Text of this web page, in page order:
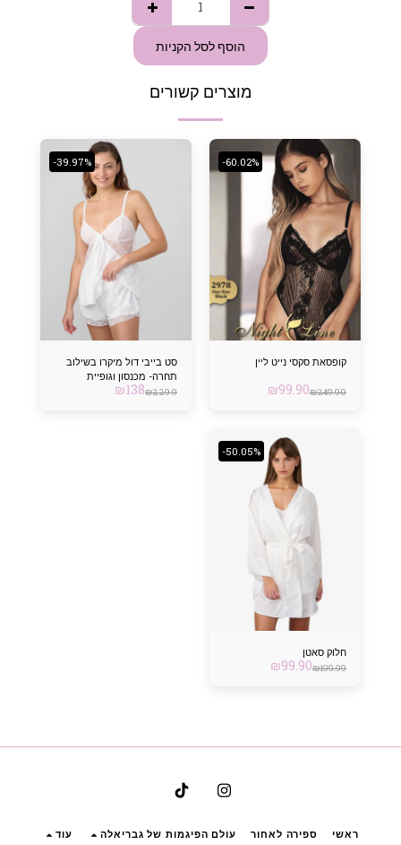
הוסף לסל הקניות
מוצרים קשורים
-60.02%
קופסאת סקסי נייט ליין
₪249.90
₪99.90
-39.97%
סט בייבי דול מיקרו בשילוב
תחרה- מכנסון וגופיית
משולשים
₪229.9
₪138
-50.05%
חלוק סאטן
₪199.99
₪99.90
ראשי ספירה לאחור עולם הפיגמות של גבריאלה עוד